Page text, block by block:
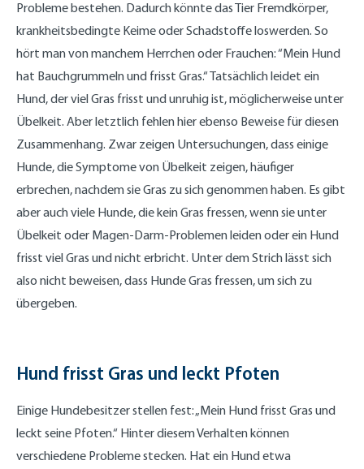
Probleme bestehen. Dadurch könnte das Tier Fremdkörper,
krankheitsbedingte Keime oder Schadstoffe loswerden. So
hört man von manchem Herrchen oder Frauchen: “Mein Hund
hat Bauchgrummeln und frisst Gras.“ Tatsächlich leidet ein
Hund, der viel Gras frisst und unruhig ist, möglicherweise unter
Übelkeit. Aber letztlich fehlen hier ebenso Beweise für diesen
Zusammenhang. Zwar zeigen Untersuchungen, dass einige
Hunde, die Symptome von Übelkeit zeigen, häufiger
erbrechen, nachdem sie Gras zu sich genommen haben. Es gibt
aber auch viele Hunde, die kein Gras fressen, wenn sie unter
Übelkeit oder Magen-Darm-Problemen leiden oder ein Hund
frisst viel Gras und nicht erbricht. Unter dem Strich lässt sich
also nicht beweisen, dass Hunde Gras fressen, um sich zu
übergeben.
Hund frisst Gras und leckt Pfoten
Einige Hundebesitzer stellen fest: „Mein Hund frisst Gras und
leckt seine Pfoten.“ Hinter diesem Verhalten können
verschiedene Probleme stecken. Hat ein Hund etwa